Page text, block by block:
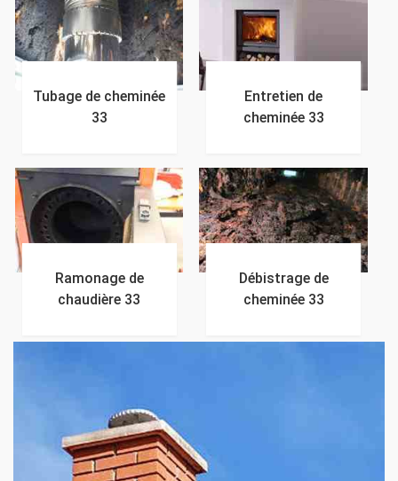
Tubage de cheminée
33
Entretien de
cheminée 33
Ramonage de
chaudière 33
Débistrage de
cheminée 33